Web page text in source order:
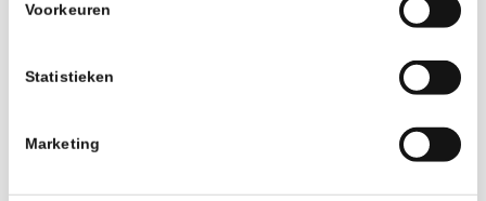
Voorkeuren
Statistieken
Marketing